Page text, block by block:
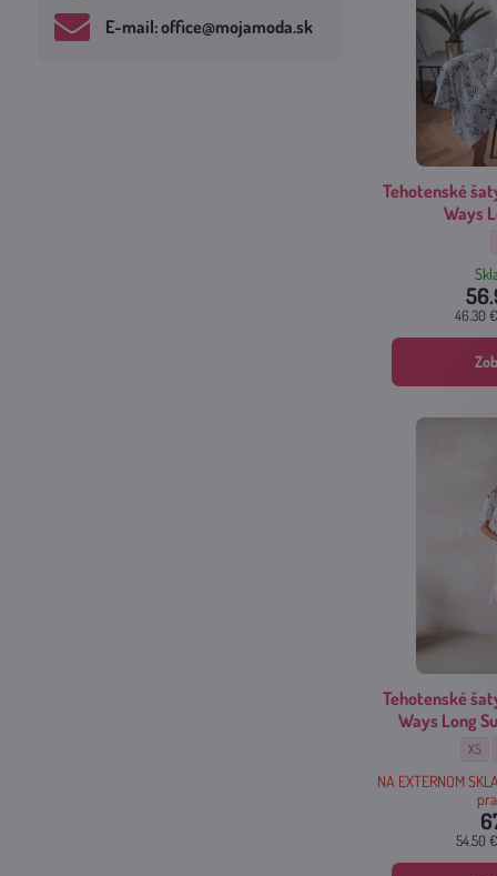
Tehotenské
Ways
46.30 €
Tehotenské
Ways Long
XS
NA EXTERNOM
54.50 €
E-mail: office​@mojamoda​.sk